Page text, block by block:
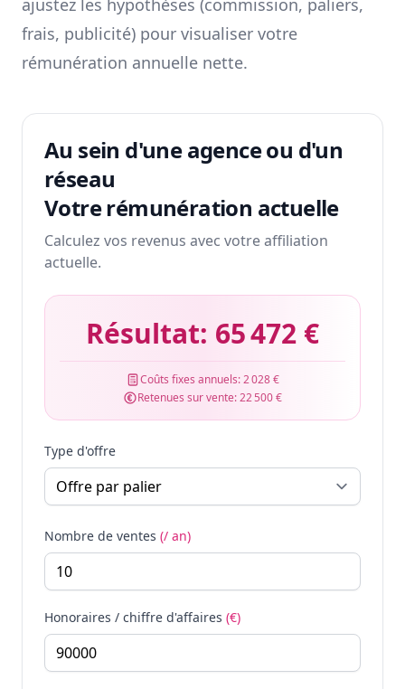
ajustez les hypothèses (commission, paliers,
frais, publicité) pour visualiser votre
rémunération annuelle nette.
Au sein d'une agence ou d'un
réseau
Votre rémunération actuelle
Calculez vos revenus avec votre affiliation
actuelle.
Résultat: 65 472 €
Coûts fixes annuels:2 028 €
Retenues sur vente:22 500 €
Type d'offre
Nombre de ventes (/ an)
Honoraires / chiffre d'affaires (€)